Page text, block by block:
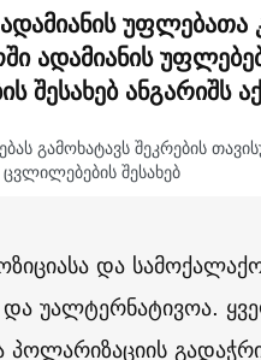
უფლებათა
ადამიანის
შესახებ ანგარიშს
გამოხატავს შეკრების
შესახებ
და
და უალტერნატივოა.
პოლარიზაციის